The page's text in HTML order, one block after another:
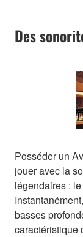
Des
Posséder un
jouer avec la
légendaires :
basses
caractéristique